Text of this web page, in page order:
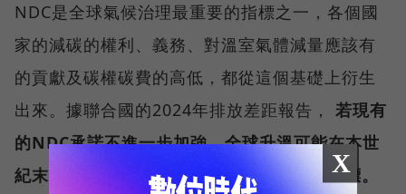
NDC是全球氣候治理最重要的指標之一，各個國
家的減碳的權利、義務、對溫室氣體減量應該有
的貢獻及碳權碳費的高低，都從這個基礎上衍生
出來。據聯合國的2024年排放差距報告， 若現有
的NDC承諾不進一步加強，全球升溫可能在本世
紀末達到2.6°C，就無法實現1.5°C的控制目標。
X